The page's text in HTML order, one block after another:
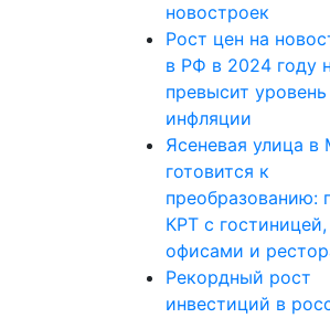
новостроек
Рост цен на
в РФ в 2024 году
превысит уровень
инфляции
Ясеневая улица в
готовится к
преобразованию:
КРТ с гостиницей,
офисами и
Рекордный рост
инвестиций в